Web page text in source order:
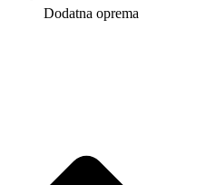
Dodatna oprema